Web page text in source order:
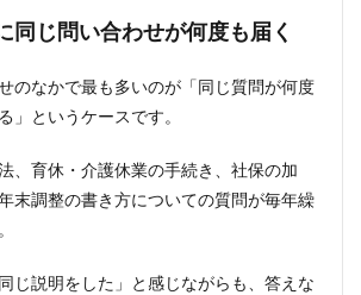
同じ問い合わせが何度も届く
のなかで最も多いのが「同じ質問が何度
」というケースです。
、育休・介護休業の手続き、社保の加
末調整の書き方についての質問が毎年繰
じ説明をした」と感じながらも、答えな